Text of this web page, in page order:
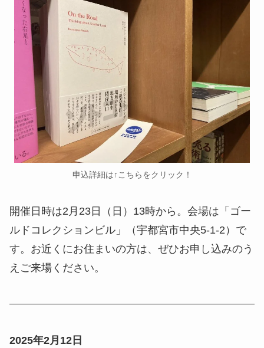
申込詳細は↑こちらをクリック！
開催日時は2月23日（日）13時から。会場は「ゴー
ルドコレクションビル」（宇都宮市中央5-1-2）で
す。お近くにお住まいの方は、ぜひお申し込みのう
えご来場ください。
2025年2月12日